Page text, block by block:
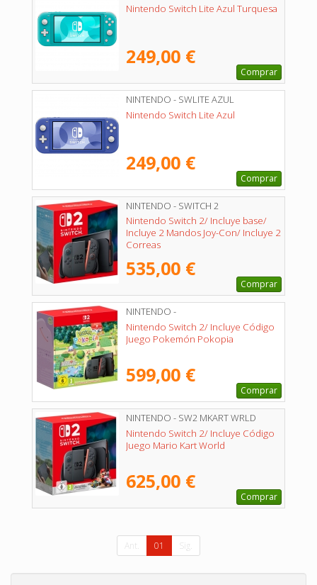
Nintendo Switch Lite Azul Turquesa
249,00 €
Comprar
NINTENDO - SWLITE AZUL
Nintendo Switch Lite Azul
249,00 €
Comprar
NINTENDO - SWITCH 2
Nintendo Switch 2/ Incluye base/
Incluye 2 Mandos Joy-Con/ Incluye 2
Correas
535,00 €
Comprar
NINTENDO -
Nintendo Switch 2/ Incluye Código
Juego Pokemón Pokopia
599,00 €
Comprar
NINTENDO - SW2 MKART WRLD
Nintendo Switch 2/ Incluye Código
Juego Mario Kart World
625,00 €
Comprar
Ant. 01 Sig.